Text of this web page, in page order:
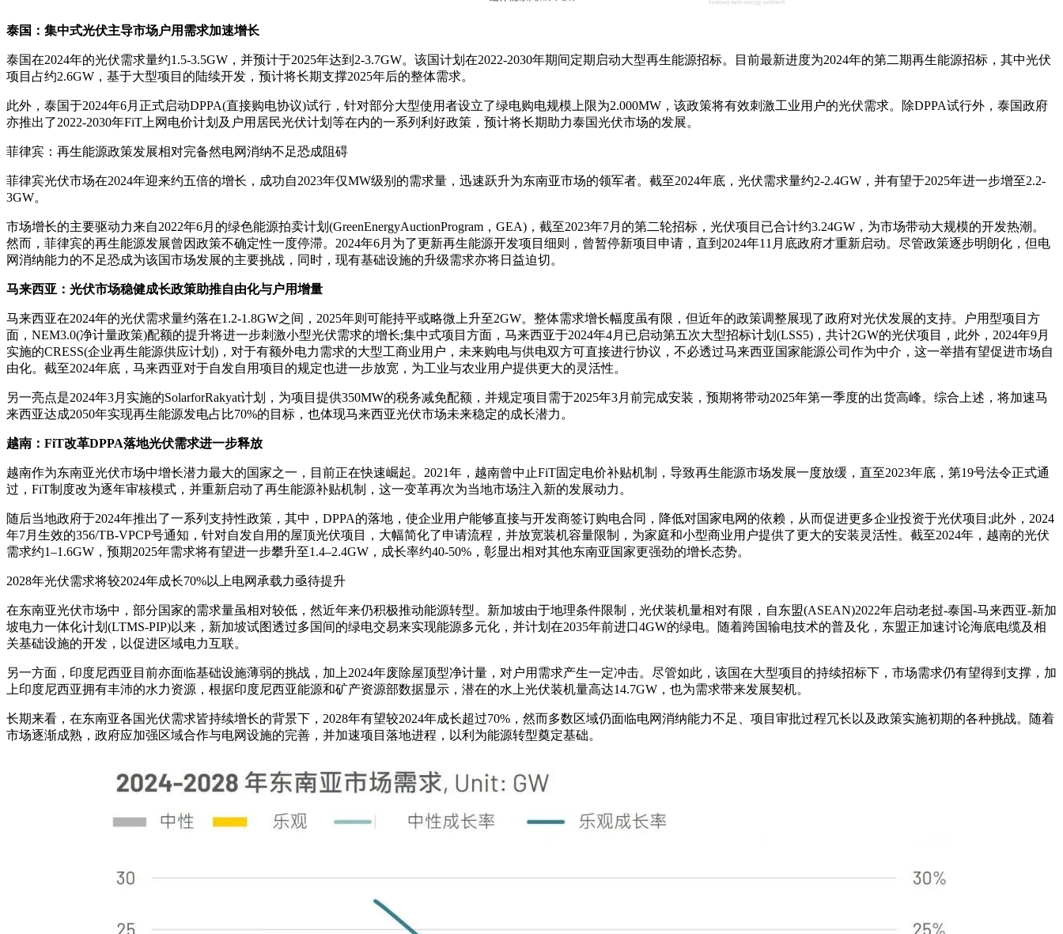
泰国：集中式光伏主导市场户用需求加速增长
泰国在2024年的光伏需求量约1.5-3.5GW，并预计于2025年达到2-3.7GW。该国计划在2022-2030年期间定期启动大型再生能源招标。目前最新进度为2024年的第二期再生能源招标，其中光伏
项目占约2.6GW，基于大型项目的陆续开发，预计将长期支撑2025年后的整体需求。
此外，泰国于2024年6月正式启动DPPA(直接购电协议)试行，针对部分大型使用者设立了绿电购电规模上限为2.000MW，该政策将有效刺激工业用户的光伏需求。除DPPA试行外，泰国政府
亦推出了2022-2030年FiT上网电价计划及户用居民光伏计划等在内的一系列利好政策，预计将长期助力泰国光伏市场的发展。
菲律宾：再生能源政策发展相对完备然电网消纳不足恐成阻碍
菲律宾光伏市场在2024年迎来约五倍的增长，成功自2023年仅MW级别的需求量，迅速跃升为东南亚市场的领军者。截至2024年底，光伏需求量约2-2.4GW，并有望于2025年进一步增至2.2-
3GW。
市场增长的主要驱动力来自2022年6月的绿色能源拍卖计划(GreenEnergyAuctionProgram，GEA)，截至2023年7月的第二轮招标，光伏项目已合计约3.24GW，为市场带动大规模的开发热潮。
然而，菲律宾的再生能源发展曾因政策不确定性一度停滞。2024年6月为了更新再生能源开发项目细则，曾暂停新项目申请，直到2024年11月底政府才重新启动。尽管政策逐步明朗化，但电
网消纳能力的不足恐成为该国市场发展的主要挑战，同时，现有基础设施的升级需求亦将日益迫切。
马来西亚：光伏市场稳健成长政策助推自由化与户用增量
马来西亚在2024年的光伏需求量约落在1.2-1.8GW之间，2025年则可能持平或略微上升至2GW。整体需求增长幅度虽有限，但近年的政策调整展现了政府对光伏发展的支持。户用型项目方
面，NEM3.0(净计量政策)配额的提升将进一步刺激小型光伏需求的增长;集中式项目方面，马来西亚于2024年4月已启动第五次大型招标计划(LSS5)，共计2GW的光伏项目，此外，2024年9月
实施的CRESS(企业再生能源供应计划)，对于有额外电力需求的大型工商业用户，未来购电与供电双方可直接进行协议，不必透过马来西亚国家能源公司作为中介，这一举措有望促进市场自
由化。截至2024年底，马来西亚对于自发自用项目的规定也进一步放宽，为工业与农业用户提供更大的灵活性。
另一亮点是2024年3月实施的SolarforRakyat计划，为项目提供350MW的税务减免配额，并规定项目需于2025年3月前完成安装，预期将带动2025年第一季度的出货高峰。综合上述，将加速马
来西亚达成2050年实现再生能源发电占比70%的目标，也体现马来西亚光伏市场未来稳定的成长潜力。
越南：FiT改革DPPA落地光伏需求进一步释放
越南作为东南亚光伏市场中增长潜力最大的国家之一，目前正在快速崛起。2021年，越南曾中止FiT固定电价补贴机制，导致再生能源市场发展一度放缓，直至2023年底，第19号法令正式通
过，FiT制度改为逐年审核模式，并重新启动了再生能源补贴机制，这一变革再次为当地市场注入新的发展动力。
随后当地政府于2024年推出了一系列支持性政策，其中，DPPA的落地，使企业用户能够直接与开发商签订购电合同，降低对国家电网的依赖，从而促进更多企业投资于光伏项目;此外，2024
年7月生效的356/TB-VPCP号通知，针对自发自用的屋顶光伏项目，大幅简化了申请流程，并放宽装机容量限制，为家庭和小型商业用户提供了更大的安装灵活性。截至2024年，越南的光伏
需求约1–1.6GW，预期2025年需求将有望进一步攀升至1.4–2.4GW，成长率约40-50%，彰显出相对其他东南亚国家更强劲的增长态势。
2028年光伏需求将较2024年成长70%以上电网承载力亟待提升
在东南亚光伏市场中，部分国家的需求量虽相对较低，然近年来仍积极推动能源转型。新加坡由于地理条件限制，光伏装机量相对有限，自东盟(ASEAN)2022年启动老挝-泰国-马来西亚-新加
坡电力一体化计划(LTMS-PIP)以来，新加坡试图透过多国间的绿电交易来实现能源多元化，并计划在2035年前进口4GW的绿电。随着跨国输电技术的普及化，东盟正加速讨论海底电缆及相
关基础设施的开发，以促进区域电力互联。
另一方面，印度尼西亚目前亦面临基础设施薄弱的挑战，加上2024年废除屋顶型净计量，对户用需求产生一定冲击。尽管如此，该国在大型项目的持续招标下，市场需求仍有望得到支撑，加
上印度尼西亚拥有丰沛的水力资源，根据印度尼西亚能源和矿产资源部数据显示，潜在的水上光伏装机量高达14.7GW，也为需求带来发展契机。
长期来看，在东南亚各国光伏需求皆持续增长的背景下，2028年有望较2024年成长超过70%，然而多数区域仍面临电网消纳能力不足、项目审批过程冗长以及政策实施初期的各种挑战。随着
市场逐渐成熟，政府应加强区域合作与电网设施的完善，并加速项目落地进程，以利为能源转型奠定基础。